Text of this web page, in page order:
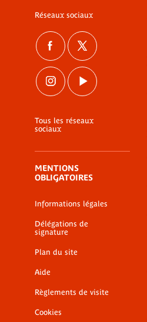
Réseaux sociaux
Tous les réseaux
sociaux
MENTIONS
OBLIGATOIRES
Informations légales
Délégations de
signature
Plan du site
Aide
Règlements de visite
Cookies